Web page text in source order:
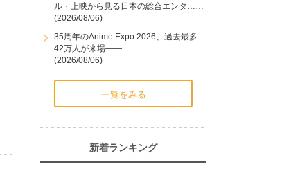
ル・上映から見る日本の総合エンタ……
(2026/08/06)
35周年のAnime Expo 2026、過去最多
42万人が来場――……
(2026/08/06)
一覧をみる
新着ランキング